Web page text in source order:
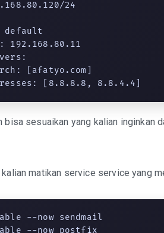
addresses: [8.8.8.8, 8.8.4.4]
sesuaikan yang kalian inginkan
matikan service service yang
--now sendmail
--now postfix